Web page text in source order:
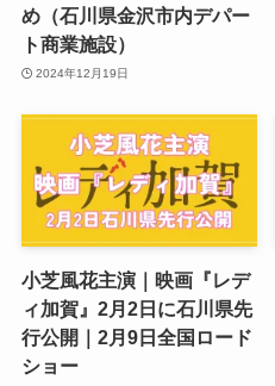
め（石川県金沢市内デパー
ト商業施設）
2024年12月19日
小芝風花主演｜映画『レデ
ィ加賀』2月2日に石川県先
行公開｜2月9日全国ロード
ショー